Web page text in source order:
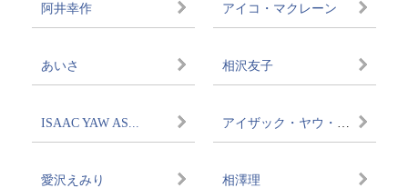
阿井幸作 アイコ・マクレーン
あいさ 相沢友子
ISAAC YAW AS...
愛沢えみり 相澤理